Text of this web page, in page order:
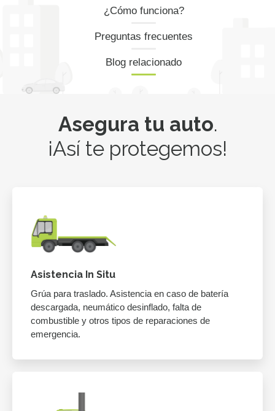
¿Cómo funciona?
Preguntas frecuentes
Blog relacionado
Asegura tu auto.
¡Así te protegemos!
Asistencia In Situ
Grúa para traslado. Asistencia en caso de batería
descargada, neumático desinflado, falta de
combustible y otros tipos de reparaciones de
emergencia.